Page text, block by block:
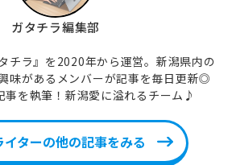
ガタチラ編集部
チラ』を2020年から運営。新潟県内の
味があるメンバーが記事を毎日更新◎
を執筆！新潟愛に溢れるチーム♪
イターの他の記事をみる